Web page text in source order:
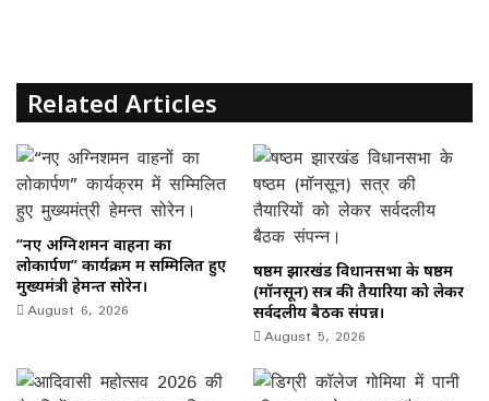
k
Related Articles
“नए अग्निशमन वाहनों का
लोकार्पण” कार्यक्रम में सम्मिलित हुए
मुख्यमंत्री हेमन्त सोरेन।
August 6, 2026
षष्ठम झारखंड विधानसभा के षष्ठम
(मॉनसून) सत्र की तैयारियों को लेकर
सर्वदलीय बैठक संपन्न।
August 5, 2026